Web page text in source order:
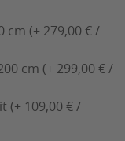
cm (+ 279,00 € /
cm (+ 299,00 € /
(+ 109,00 € /